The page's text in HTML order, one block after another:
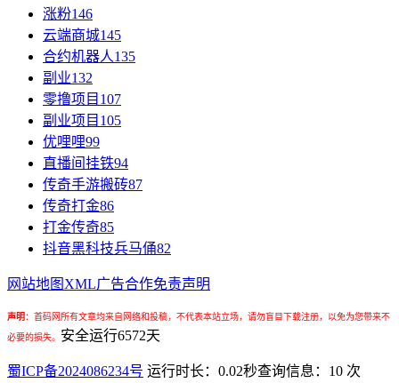
涨粉146
云端商城145
合约机器人135
副业132
零撸项目 107
副业项目 105
优哩哩99
直播间挂铁94
传奇手游搬砖87
传奇打金86
打金传奇85
抖音黑科技兵马俑82
网站地图 XML广告合作免责声明
声明： 首码网所有文章均来自网络和投稿，不代表本站立场，请勿盲目下载注册，以免为您带来不
必要的损失。 安全运行6572天
蜀ICP备2024086234号 运行时长：0.02秒查询信息：10 次